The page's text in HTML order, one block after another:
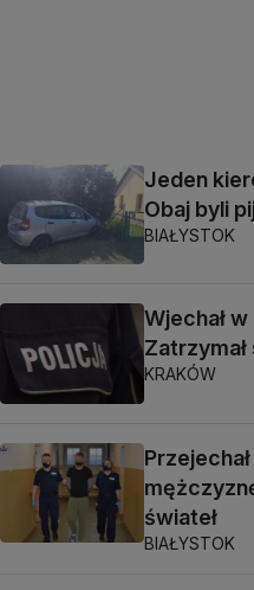
Jeden
Obaj byli
BIAŁYSTOK
Wjechał
KRAKÓW
świateł
BIAŁYSTOK